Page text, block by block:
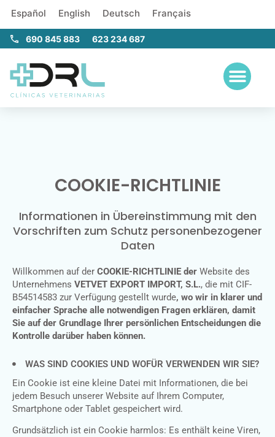
Español English Deutsch Français
690 845 883 623 234 687
COOKIE-RICHTLINIE
Informationen in Übereinstimmung mit den
Vorschriften zum Schutz personenbezogener
Daten
Willkommen auf der COOKIE-RICHTLINIE der Website des
Unternehmens VETVET EXPORT IMPORT, S.L., die mit CIF-
B54514583 zur Verfügung gestellt wurde, wo wir in klarer und
einfacher Sprache alle notwendigen Fragen erklären, damit
Sie auf der Grundlage Ihrer persönlichen Entscheidungen die
Kontrolle darüber haben können.
WAS SIND COOKIES UND WOFÜR VERWENDEN WIR SIE?
Ein Cookie ist eine kleine Datei mit Informationen, die bei
jedem Besuch unserer Website auf Ihrem Computer,
Smartphone oder Tablet gespeichert wird.
Grundsätzlich ist ein Cookie harmlos: Es enthält keine Viren,